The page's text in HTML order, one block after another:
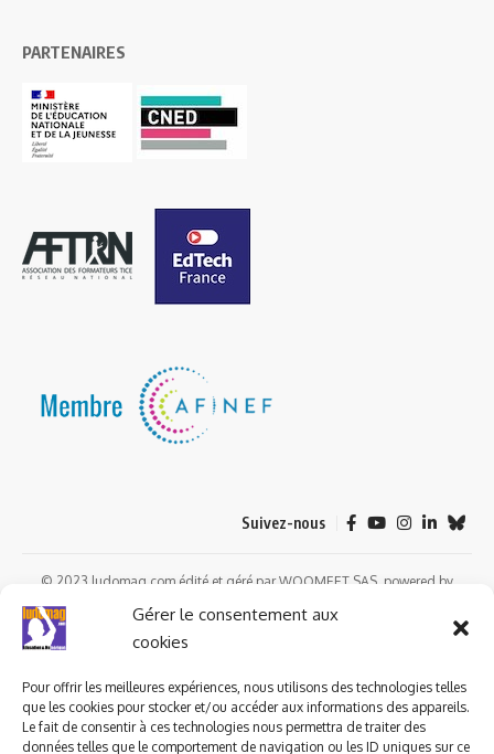
Gérer le consentement aux
cookies
Pour offrir les meilleures expériences, nous utilisons des technologies telles
que les cookies pour stocker et/ou accéder aux informations des appareils.
Le fait de consentir à ces technologies nous permettra de traiter des
données telles que le comportement de navigation ou les ID uniques sur ce
PARTENAIRES
Suivez-nous
© 2023 ludomag.com édité et géré par WOOMEET SAS, powered by